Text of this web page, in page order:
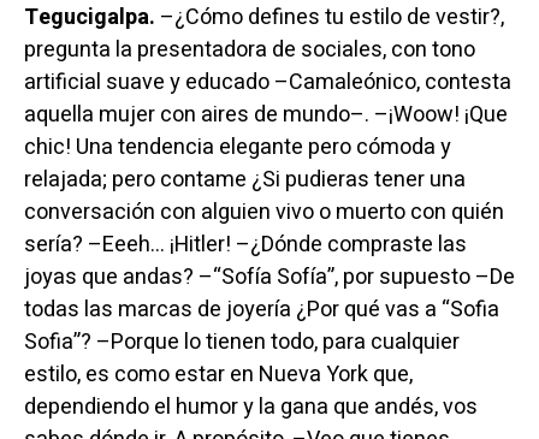
Tegucigalpa. –¿Cómo defines tu estilo de vestir?,
pregunta la presentadora de sociales, con tono
artificial suave y educado –Camaleónico, contesta
aquella mujer con aires de mundo–. –¡Woow! ¡Que
chic! Una tendencia elegante pero cómoda y
relajada; pero contame ¿Si pudieras tener una
conversación con alguien vivo o muerto con quién
sería? –Eeeh… ¡Hitler! –¿Dónde compraste las
joyas que andas? –“Sofía Sofía”, por supuesto –De
todas las marcas de joyería ¿Por qué vas a “Sofia
Sofia”? –Porque lo tienen todo, para cualquier
estilo, es como estar en Nueva York que,
dependiendo el humor y la gana que andés, vos